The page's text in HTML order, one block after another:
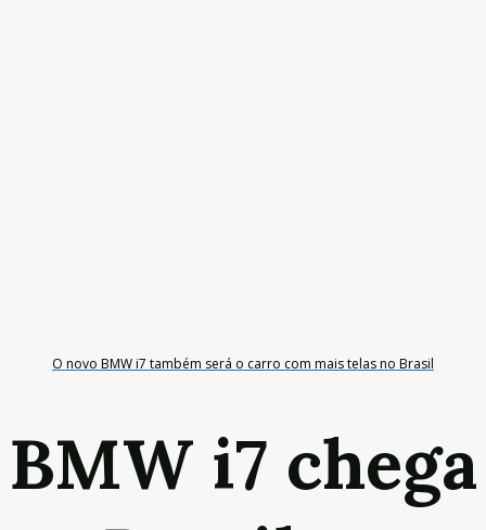
O novo BMW i7 também será o carro com mais telas no Brasil
BMW i7 chega